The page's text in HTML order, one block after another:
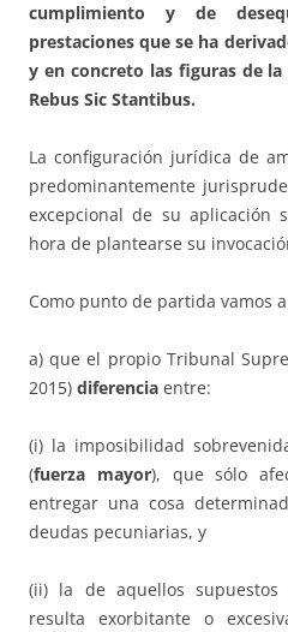
cumplimiento y de
prestaciones que se ha
y en concreto las figuras de
Rebus Sic Stantibus.
La configuración jurídica de
predominantemente
excepcional de su aplicación
hora de plantearse su
Como punto de partida vamos
a) que el propio Tribunal
2015) diferencia entre:
(i) la imposibilidad
(fuerza mayor), que sólo
entregar una cosa
deudas pecuniarias, y
(ii) la de aquellos
resulta exorbitante o